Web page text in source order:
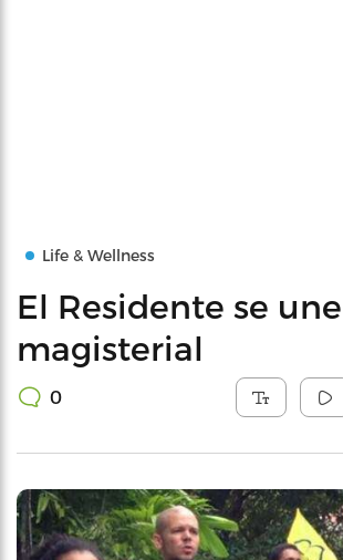
Life & Wellness
El Residente se
magisterial
0